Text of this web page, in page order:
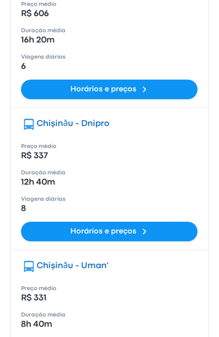
Preço médio
R$ 606
Duração média
16h 20m
Viagens diárias
6
Horários e preços
Chişinău - Dnipro
Preço médio
R$ 337
Duração média
12h 40m
Viagens diárias
8
Horários e preços
Chişinău - Uman'
Preço médio
R$ 331
Duração média
8h 40m